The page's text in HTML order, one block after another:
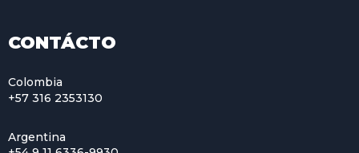
CONTÁCTO
Colombia
+57 316 2353130
Argentina